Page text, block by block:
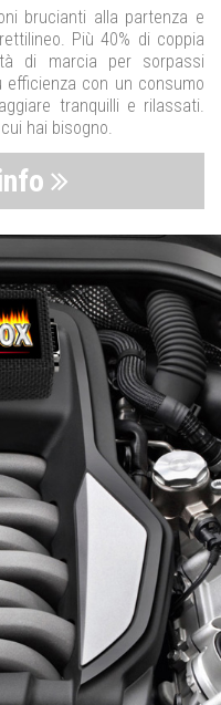
brucianti alla partenza e
Più 40% di coppia
di marcia per sorpassi
con un consumo
tranquilli e rilassati.
hai bisogno.